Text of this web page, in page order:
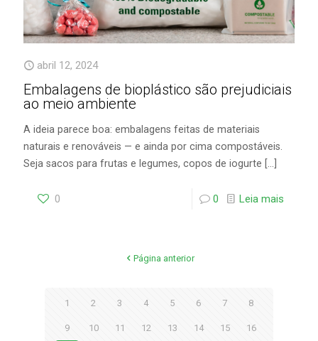
abril 12, 2024
Embalagens de bioplástico são prejudiciais
ao meio ambiente
A ideia parece boa: embalagens feitas de materiais
naturais e renováveis — e ainda por cima compostáveis.
Seja sacos para frutas e legumes, copos de iogurte […]
0 0 Leia mais
Página anterior
1 2 3 4 5 6 7 8
9 10 11 12 13 14 15 16